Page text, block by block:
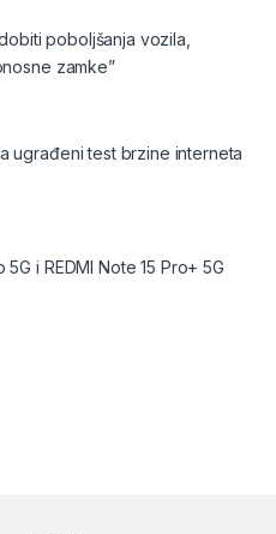
poboljšanja vozila,
zamke”
ugrađeni test brzine interneta
5G i REDMI Note 15 Pro+ 5G